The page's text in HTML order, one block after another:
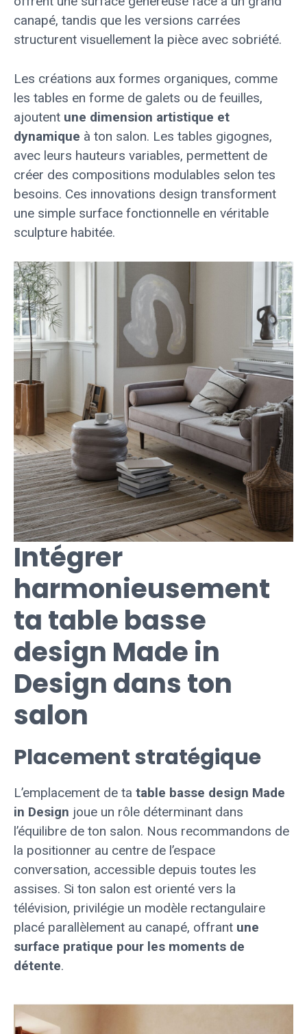
canapé, tandis que les versions carrées
structurent visuellement la pièce avec sobriété.
Les créations aux formes organiques, comme
les tables en forme de galets ou de feuilles,
ajoutent une dimension artistique et
dynamique à ton salon. Les tables gigognes,
avec leurs hauteurs variables, permettent de
créer des compositions modulables selon tes
besoins. Ces innovations design transforment
une simple surface fonctionnelle en véritable
sculpture habitée.
Intégrer
harmonieusement
ta table basse
design Made in
Design dans ton
salon
Placement stratégique
L’emplacement de ta table basse design Made
in Design joue un rôle déterminant dans
l’équilibre de ton salon. Nous recommandons de
la positionner au centre de l’espace
conversation, accessible depuis toutes les
assises. Si ton salon est orienté vers la
télévision, privilégie un modèle rectangulaire
placé parallèlement au canapé, offrant une
surface pratique pour les moments de
détente.